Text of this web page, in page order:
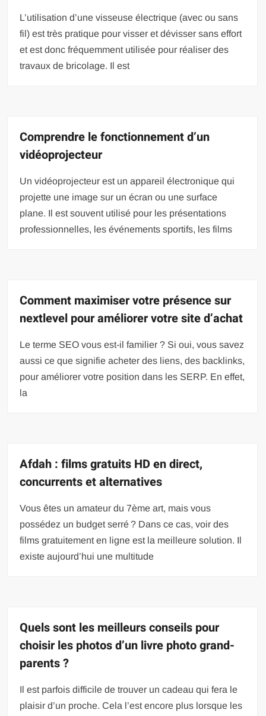
L’utilisation d’une visseuse électrique (avec ou sans
fil) est très pratique pour visser et dévisser sans effort
et est donc fréquemment utilisée pour réaliser des
travaux de bricolage. Il est
Comprendre le fonctionnement d’un
vidéoprojecteur
Un vidéoprojecteur est un appareil électronique qui
projette une image sur un écran ou une surface
plane. Il est souvent utilisé pour les présentations
professionnelles, les événements sportifs, les films
Comment maximiser votre présence sur
nextlevel pour améliorer votre site d’achat
Le terme SEO vous est-il familier ? Si oui, vous savez
aussi ce que signifie acheter des liens, des backlinks,
pour améliorer votre position dans les SERP. En effet,
la
Afdah : films gratuits HD en direct,
concurrents et alternatives
Vous êtes un amateur du 7ème art, mais vous
possédez un budget serré ? Dans ce cas, voir des
films gratuitement en ligne est la meilleure solution. Il
existe aujourd’hui une multitude
Quels sont les meilleurs conseils pour
choisir les photos d’un livre photo grand-
parents ?
Il est parfois difficile de trouver un cadeau qui fera le
plaisir d’un proche. Cela l’est encore plus lorsque les